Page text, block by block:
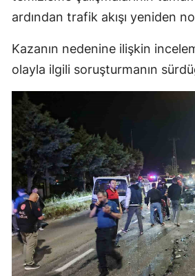
ardından trafik akışı yeniden
Kazanın nedenine ilişkin
olayla ilgili soruşturmanın